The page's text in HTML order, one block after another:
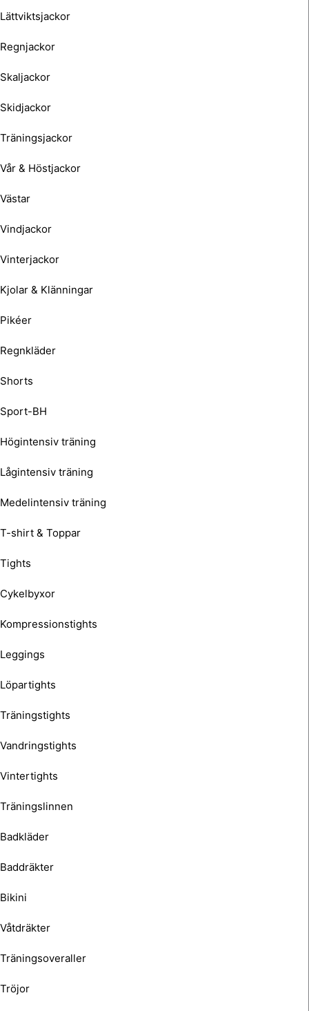
Lättviktsjackor
Regnjackor
Skaljackor
Skidjackor
Träningsjackor
Vår & Höstjackor
Västar
Vindjackor
Vinterjackor
Kjolar & Klänningar
Pikéer
Regnkläder
Shorts
Sport-BH
Högintensiv träning
Lågintensiv träning
Medelintensiv träning
T-shirt & Toppar
Tights
Cykelbyxor
Kompressionstights
Leggings
Löpartights
Träningstights
Vandringstights
Vintertights
Träningslinnen
Badkläder
Baddräkter
Bikini
Våtdräkter
Träningsoveraller
Tröjor